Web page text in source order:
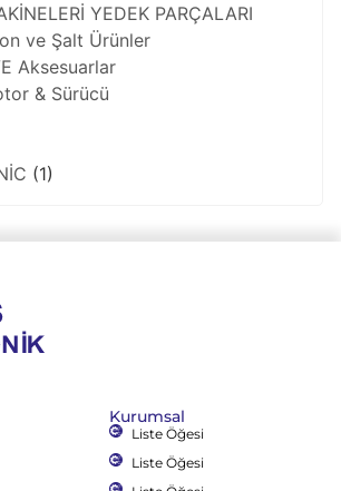
YEDEK PARÇALARI
ve Şalt Ürünler
Aksesuarlar
& Sürücü
(1)
Kurumsal
Liste Öğesi
Liste Öğesi